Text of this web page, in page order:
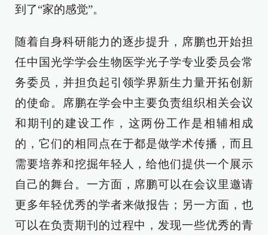
到了“家的感觉”。
随着自身科研能力的逐步提升，席鹏也开始担
任中国光学学会生物医学光子学专业委员会常
务委员，并担负起引领学界新生力量开拓创新
的使命。席鹏在学会中主要负责组织相关会议
和期刊的建设工作，这两份工作是相辅相成
的，它们的相同点在于都是做学术传播，而且
需要培养和挖掘年轻人，给他们提供一个展示
自己的舞台。一方面，席鹏可以在会议里邀请
更多年轻优秀的学者来做报告；另一方面，也
可以在负责期刊的过程中，发现一些优秀的青